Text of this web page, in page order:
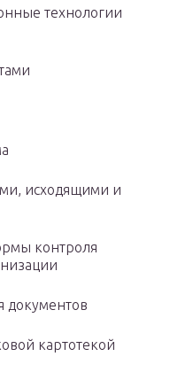
технологии
исходящими и
контроля
документов
картотекой